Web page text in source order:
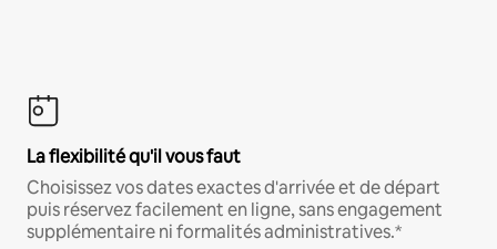
La flexibilité qu'il vous faut
Choisissez vos dates exactes d'arrivée et de départ
puis réservez facilement en ligne, sans engagement
supplémentaire ni formalités administratives.*